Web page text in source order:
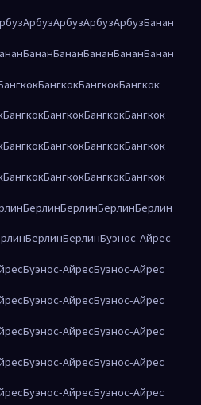
АрбузАрбузАрбузАрбузБанан
БананБананБананБананБанан
БангкокБангкокБангкок
БангкокБангкокБангкокБангкок
БангкокБангкокБангкокБангкок
БангкокБангкокБангкокБангкок
БерлинБерлинБерлинБерлин
БерлинБерлинБуэнос-Айрес
Буэнос-АйресБуэнос-Айрес
Буэнос-АйресБуэнос-Айрес
Буэнос-АйресБуэнос-Айрес
Буэнос-АйресБуэнос-Айрес
Буэнос-АйресБуэнос-Айрес